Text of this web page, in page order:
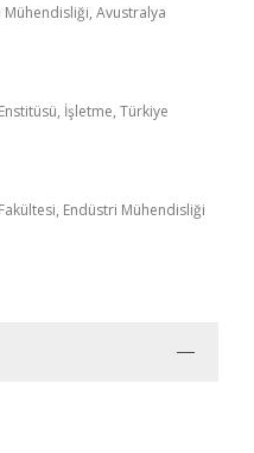
Avustralya
İşletme, Türkiye
Endüstri Mühendisliği